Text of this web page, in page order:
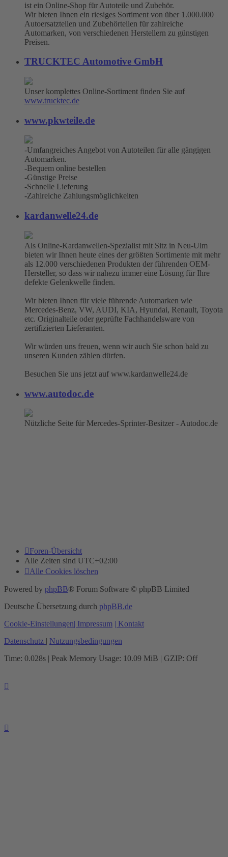
ist ein Online-Shop für Autoteile und Zubehör.
Wir bieten Ihnen ein riesiges Sortiment von über 1.000.000
Autoersatzteilen und Zubehörteilen für zahlreiche
Automarken, von verschiedenen Herstellern zu günstigen
Preisen.
TRUCKTEC Automotive GmbH
Unser komplettes Online-Sortiment finden Sie auf
www.trucktec.de
www.pkwteile.de
-Umfangreiches Angebot von Autoteilen für alle gängigen
Automarken.
-Bequem online bestellen
-Günstige Preise
-Schnelle Lieferung
-Zahlreiche Zahlungsmöglichkeiten
kardanwelle24.de
Als Online-Kardanwellen-Spezialist mit Sitz in Neu-Ulm
bieten wir Ihnen heute eines der größten Sortimente mit mehr
als 12.000 verschiedenen Produkten der führenden OEM-
Hersteller, so dass wir nahezu immer eine Lösung für Ihre
defekte Gelenkwelle finden.
Wir bieten Ihnen für viele führende Automarken wie
Mercedes-Benz, VW, AUDI, KIA, Hyundai, Renault, Toyota
etc. Originalteile oder geprüfte Fachhandelsware von
zertifizierten Lieferanten.
Wir würden uns freuen, wenn wir auch Sie schon bald zu
unseren Kunden zählen dürfen.
Besuchen Sie uns jetzt auf www.kardanwelle24.de
www.autodoc.de
Nützliche Seite für Mercedes-Sprinter-Besitzer - Autodoc.de
Foren-Übersicht
Alle Zeiten sind UTC+02:00
Alle Cookies löschen
Powered by phpBB® Forum Software © phpBB Limited
Deutsche Übersetzung durch phpBB.de
Cookie-Einstellungen| Impressum | Kontakt
Datenschutz | Nutzungsbedingungen
Time: 0.028s | Peak Memory Usage: 10.09 MiB | GZIP: Off